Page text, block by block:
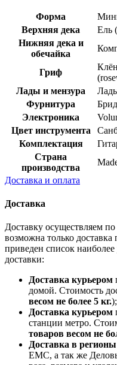
Форма
Верхняя дека
Ель
Нижняя дека и
обечайка
Гриф
Лады и мензура
Фурнитура
Электроника
Цвет инструмента
Комплектация
Страна
производства
Доставка и оплата
Доставка
Доставку осуществляем по
возможна только
приведен список
доставки:
Доставка курьером
домой. Стоимость
весом не более 5 кг.);
Доставка курьером
станции метро.
товаров весом не
Доставка в регионы
ЕМС, а так же